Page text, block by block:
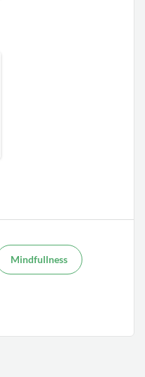
Mindfullness